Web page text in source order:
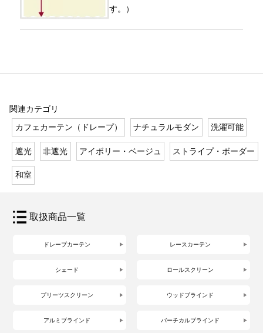
す。）
関連カテゴリ
カフェカーテン（ドレープ）
ナチュラルモダン 洗濯可能
遮光 非遮光 アイボリー・ベージュ ストライプ・ボーダー
和室
取扱商品一覧
ドレープカーテン レースカーテン
シェード ロールスクリーン
プリーツスクリーン ウッドブラインド
アルミブラインド バーチカルブラインド